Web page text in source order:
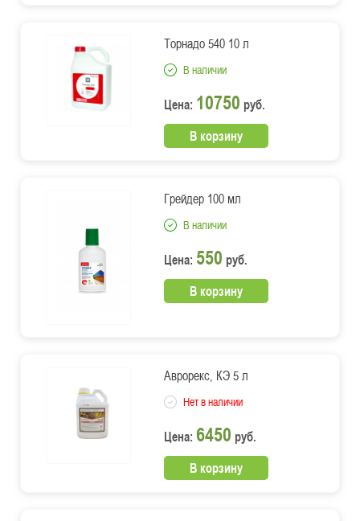
Торнадо 540 10 л
В наличии
Цена: 10750 руб.
В корзину
Грейдер 100 мл
В наличии
Цена: 550 руб.
В корзину
Аврорекс, КЭ 5 л
Нет в наличии
Цена: 6450 руб.
В корзину